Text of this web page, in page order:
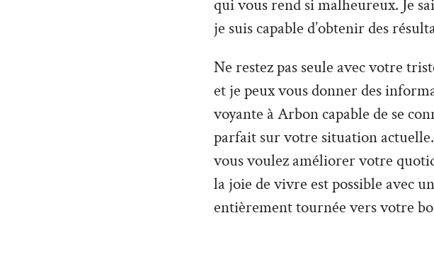
qui vous rend si malheureux. Je
je suis capable d’obtenir des
Ne restez pas seule avec votre
et je peux vous donner des
voyante à Arbon capable de se
parfait sur votre situation
vous voulez améliorer votre
la joie de vivre est possible avec
entièrement tournée vers votre